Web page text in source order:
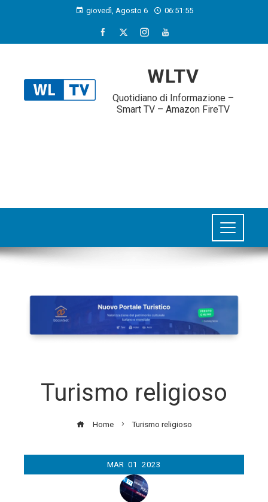
giovedì, Agosto 6 06:51:55
WLTV
Quotidiano di Informazione –
Smart TV – Amazon FireTV
Turismo religioso
Home Turismo religioso
MAR 01 2023